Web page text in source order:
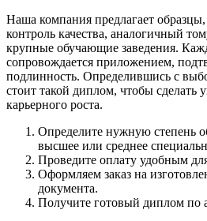
Наша компания предлагает
контроль качества, аналогичный
крупные обучающие заведения.
сопровождается приложением,
подлинность. Определившись с
стоит такой диплом, чтобы сделать
карьерного роста.
Определите нужную степень
высшее или среднее
Проведите оплату удобным
Оформляем заказ на
документа.
Получите готовый диплом по